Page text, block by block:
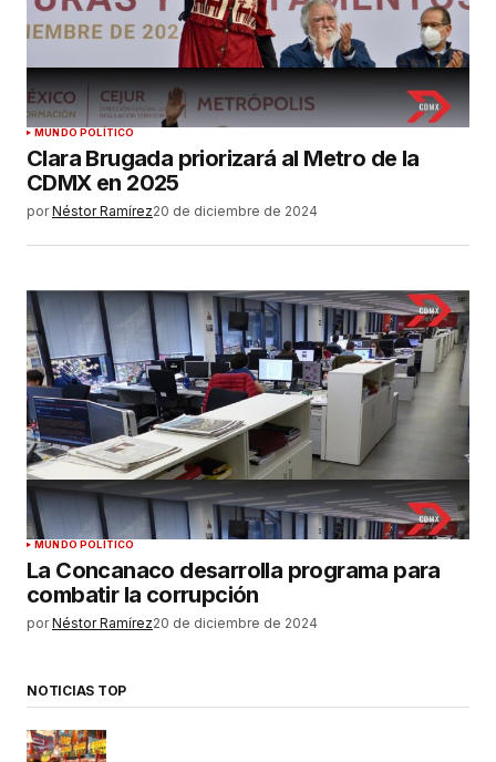
MUNDO POLÍTICO
Clara Brugada priorizará al Metro de la
CDMX en 2025
por Néstor Ramírez20 de diciembre de 2024
MUNDO POLÍTICO
La Concanaco desarrolla programa para
combatir la corrupción
por Néstor Ramírez20 de diciembre de 2024
NOTICIAS TOP